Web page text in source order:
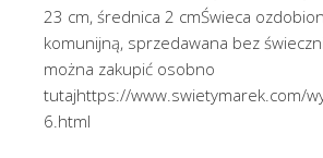
23 cm, średnica 2 cmŚwieca
komunijną, sprzedawana bez
można zakupić osobno
tutajhttps://www.swietymarek.com/
6.html